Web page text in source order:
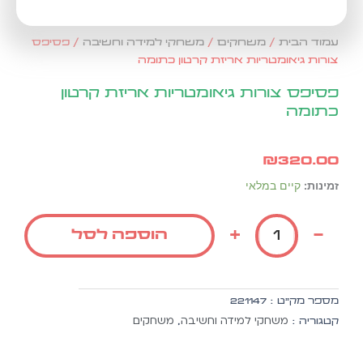
עמוד הבית/משחקים/משחקי למידה וחשיבה/ פסיפס
צורות גיאומטריות אריזת קרטון כתומה
פסיפס צורות גיאומטריות אריזת קרטון
כתומה
₪320.00
זמינות: קיים במלאי
כמות
פסיפס
צורות
גיאומטריות
קרטון
כתומה
הוספה לסל
מספר מק״ט :221147
קטגוריה : משחקי למידה וחשיבה,משחקים